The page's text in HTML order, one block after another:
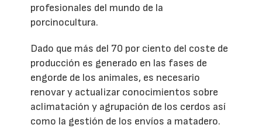
profesionales del mundo de la
porcinocultura.
Dado que más del 70 por ciento del coste de
producción es generado en las fases de
engorde de los animales, es necesario
renovar y actualizar conocimientos sobre
aclimatación y agrupación de los cerdos así
como la gestión de los envíos a matadero.